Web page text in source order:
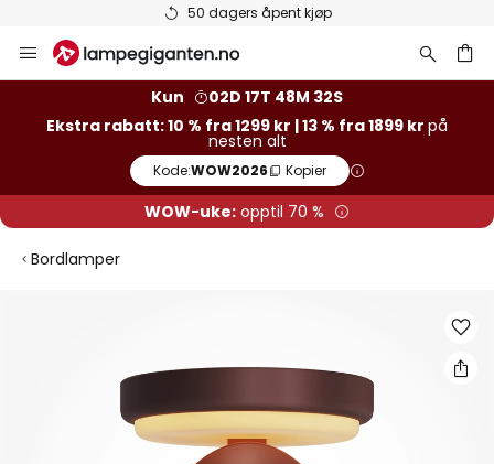
50 dagers åpent kjøp
Hopp
til
Kun
02D 17T 48M 32S
Ekstra rabatt: 10 % fra 1299 kr | 13 % fra 1899 kr på
nesten alt
Kode:WOW2026 Kopier
WOW-uke: opptil 70 %
Bordlamper